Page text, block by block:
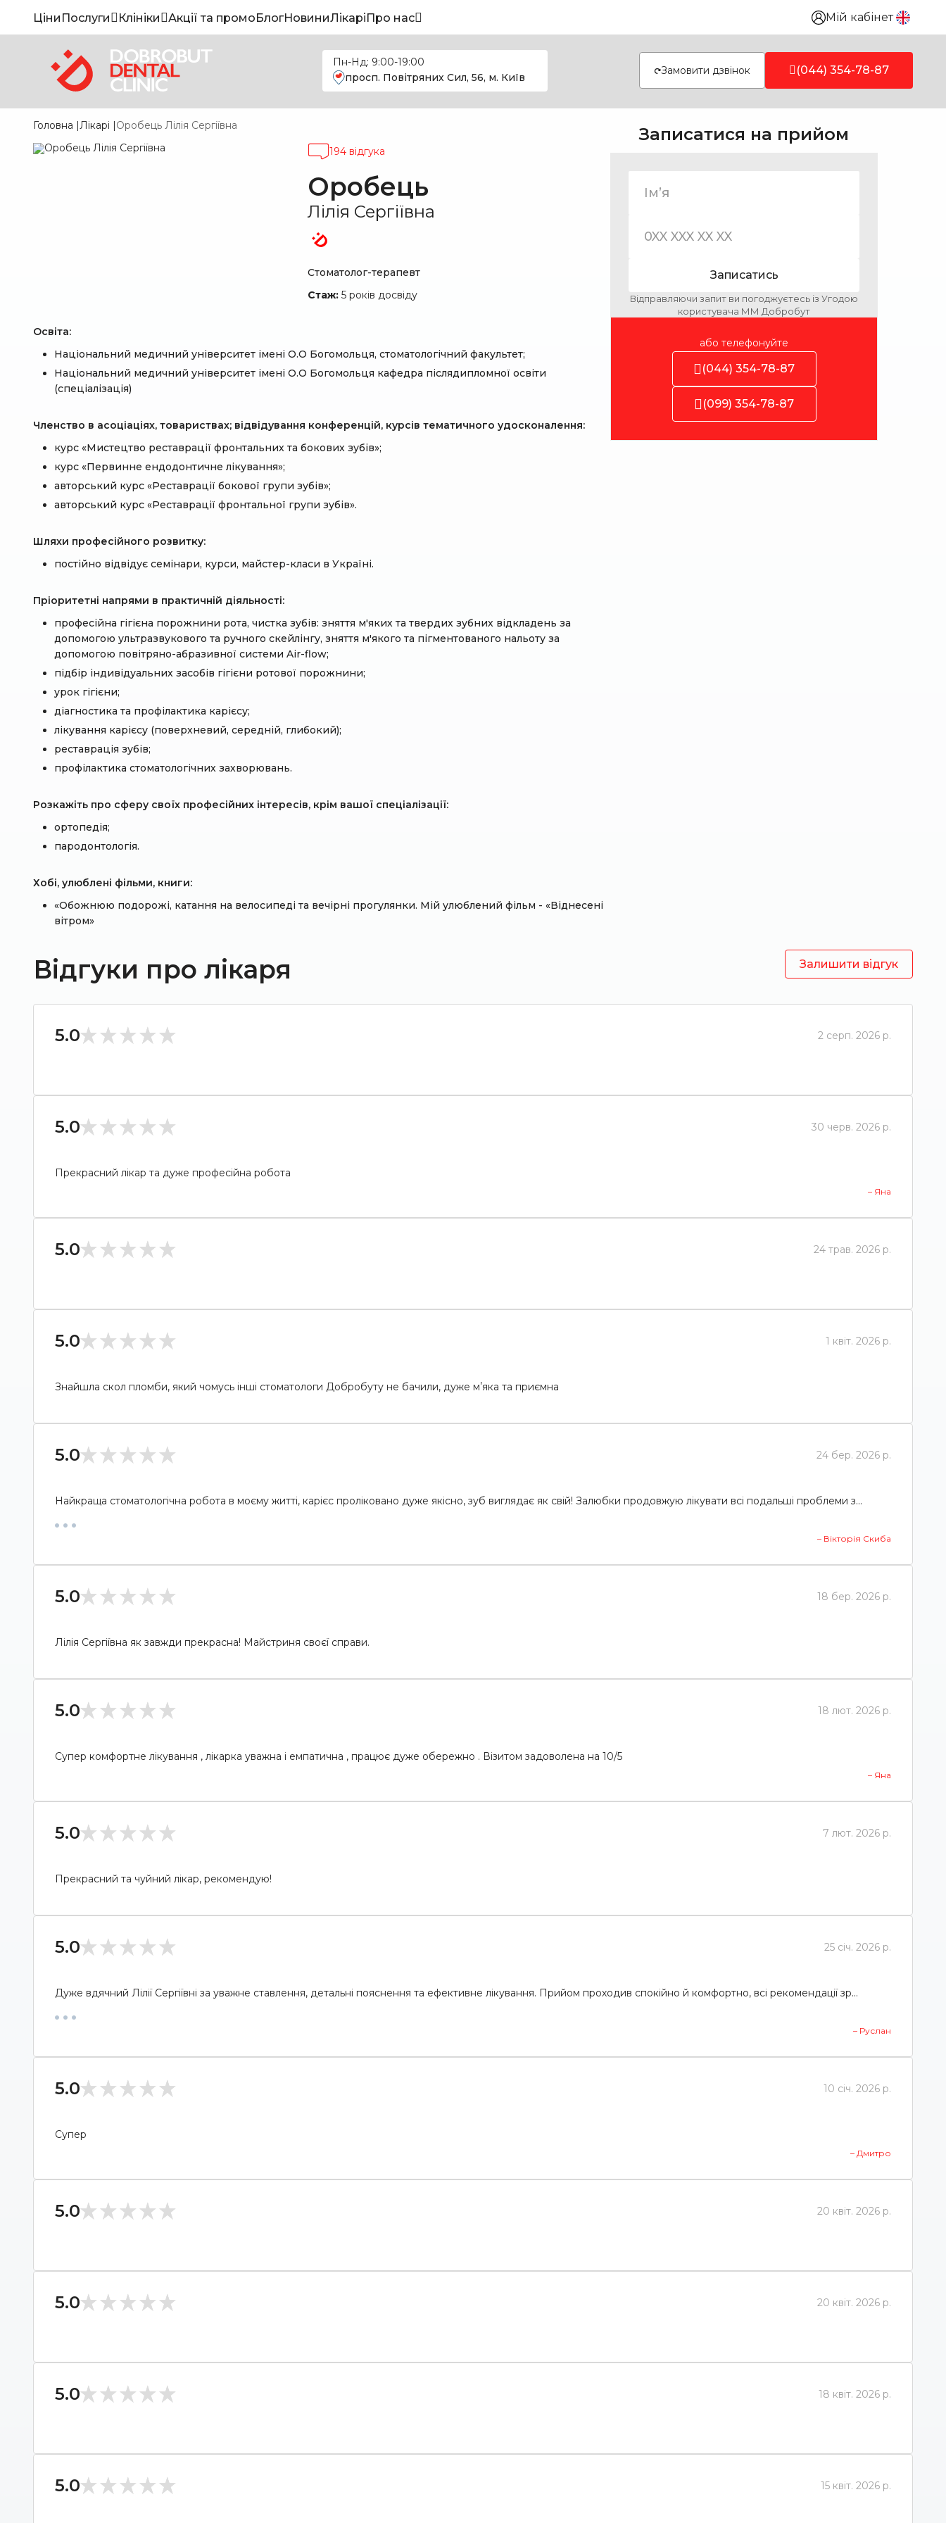
Ціни Послуги Клініки Акції та промоБлогНовиниЛікаріПро нас Мій кабінет
Пн-Нд: 9:00-19:00
просп. Повітряних Сил, 56, м. Київ
Замовити дзвінок (044) 354-78-87
Головна |Лікарі |Оробець Лілія Сергіївна
194 відгука
Оробець
Лілія Сергіївна
Стоматолог-терапевт
Стаж: 5 років досвіду
Освіта:
Національний медичний університет імені О.О Богомольця, стоматологічний факультет;
Національний медичний університет імені О.О Богомольця кафедра післядипломної освіти
(спеціалізація)
Членство в асоціаціях, товариствах; відвідування конференцій, курсів тематичного удосконалення:
курс «Мистецтво реставрації фронтальних та бокових зубів»;
курс «Первинне ендодонтичне лікування»;
авторський курс «Реставрації бокової групи зубів»;
авторський курс «Реставрації фронтальної групи зубів».
Шляхи професійного розвитку:
постійно відвідує семінари, курси, майстер-класи в Україні.
Пріоритетні напрями в практичній діяльності:
професійна гігієна порожнини рота, чистка зубів: зняття м'яких та твердих зубних відкладень за
допомогою ультразвукового та ручного скейлінгу, зняття м'якого та пігментованого нальоту за
допомогою повітряно-абразивної системи Air-flow;
підбір індивідуальних засобів гігієни ротової порожнини;
урок гігієни;
діагностика та профілактика карієсу;
лікування карієсу (поверхневий, середній, глибокий);
реставрація зубів;
профілактика стоматологічних захворювань.
Розкажіть про сферу своїх професійних інтересів, крім вашої спеціалізації:
ортопедія;
пародонтологія.
Хобі, улюблені фільми, книги:
«Обожнюю подорожі, катання на велосипеді та вечірні прогулянки. Мій улюблений фільм - «Віднесені
вітром»
Записатися на прийом
Записатись
Відправляючи запит ви погоджуєтесь із Угодою
користувача ММ Добробут
або телефонуйте
(044) 354-78-87
(099) 354-78-87
Відгуки про лікаря Залишити відгук
5.0 2 серп. 2026 р.
5.0 30 черв. 2026 р.
Прекрасний лікар та дуже професійна робота
– Яна
5.0 24 трав. 2026 р.
5.0 1 квіт. 2026 р.
Знайшла скол пломби, який чомусь інші стоматологи Добробуту не бачили, дуже мʼяка та приємна
5.0 24 бер. 2026 р.
Найкраща стоматологічна робота в моєму житті, карієс проліковано дуже якісно, зуб виглядає як свій! Залюбки продовжую лікувати всі подальші проблеми з...
– Вікторія Скиба
5.0 18 бер. 2026 р.
Лілія Сергіївна як завжди прекрасна! Майстриня своєї справи.
5.0 18 лют. 2026 р.
Супер комфортне лікування , лікарка уважна і емпатична , працює дуже обережно . Візитом задоволена на 10/5
– Яна
5.0 7 лют. 2026 р.
Прекрасний та чуйний лікар, рекомендую!
5.0 25 січ. 2026 р.
Дуже вдячний Лілії Сергіївні за уважне ставлення, детальні пояснення та ефективне лікування. Прийом проходив спокійно й комфортно, всі рекомендації зр...
– Руслан
5.0 10 січ. 2026 р.
Супер
– Дмитро
5.0 20 квіт. 2026 р.
5.0 20 квіт. 2026 р.
5.0 18 квіт. 2026 р.
5.0 15 квіт. 2026 р.